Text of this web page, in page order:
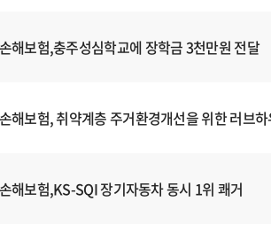
해보험,충주성심학교에 장학금 3천만원 전달
해보험, 취약계층 주거환경개선을 위한 러브
해보험,KS-SQI 장기자동차 동시 1위 쾌거